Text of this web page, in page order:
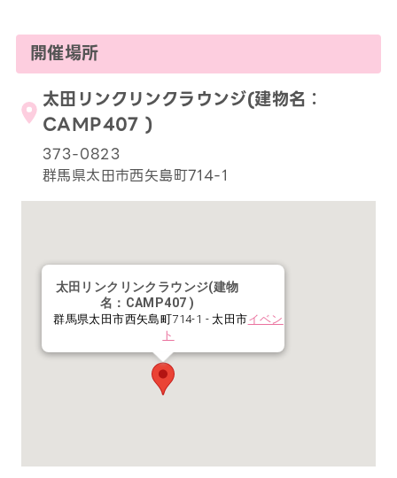
開催場所
太田リンクリンクラウンジ(建物名：
CAMP407 )
373-0823
群馬県太田市西矢島町714-1
太田リンクリンクラウンジ(建物
名：CAMP407 )
群馬県太田市西矢島町714-1 - 太田市イベン
ト